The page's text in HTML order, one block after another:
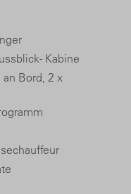
Kabine
Bord, 2 x